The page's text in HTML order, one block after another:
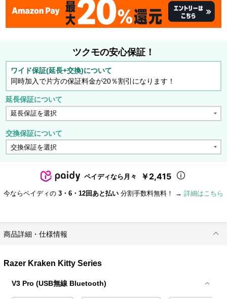
ツクモの安心保証！
ワイド保証(延長+交換)について
同時加入で片方の保証料金が20％割引になります！
延長保証について
交換保証について
ペイディなら月々 ￥2,415
今ならペイディの 3・6・12回あと払い 分割手数料無料！ → 詳細はこちら
商品詳細・仕様情報
Razer Kraken Kitty Series
V3 Pro (USB無線 Bluetooth)